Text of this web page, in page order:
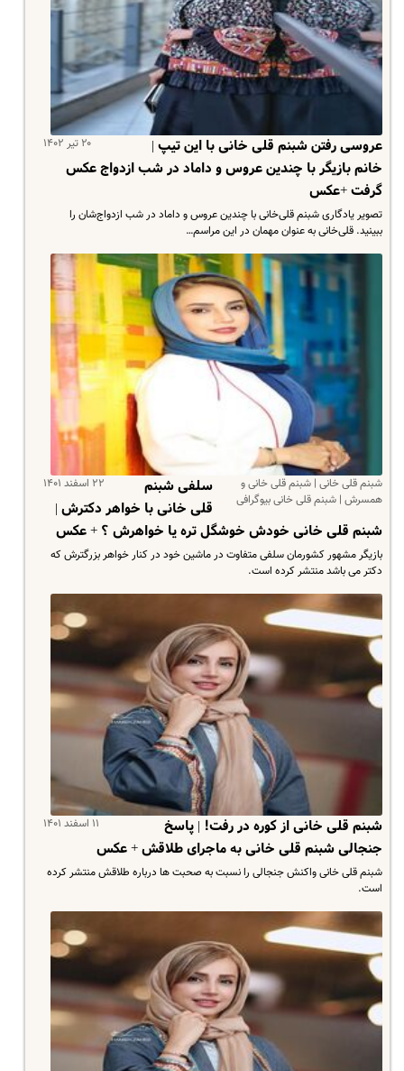
۲۰ تیر ۱۴۰۲
عروسی رفتن شبنم قلی خانی با این تیپ |
خانم بازیگر با چندین عروس و داماد در شب ازدواج عکس
گرفت +عکس
تصویر یادگاری شبنم قلی‌خانی با چندین عروس و داماد در شب ازدواج‌شان را
ببینید. قلی‌خانی به عنوان مهمان در این مراسم…
شبنم قلی خانی | شبنم قلی خانی و
همسرش | شبنم قلی خانی بیوگرافی
۲۲ اسفند ۱۴۰۱
سلفی شبنم
قلی خانی با خواهر دکترش |
شبنم قلی خانی خودش خوشگل تره یا خواهرش ؟ + عکس
بازیگر مشهور کشورمان سلفی متفاوت در ماشین خود در کنار خواهر بزرگترش که
دکتر می باشد منتشر کرده است.
۱۱ اسفند ۱۴۰۱
شبنم قلی خانی از کوره در رفت! | پاسخ
جنجالی شبنم قلی خانی به ماجرای طلاقش + عکس
شبنم قلی خانی واکنش جنجالی را نسبت به صحبت ها درباره طلاقش منتشر کرده
است.